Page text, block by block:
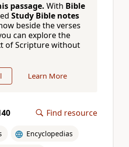
passage. With Bible
Study Bible notes
beside the verses
can explore the
of Scripture without
Learn More
Find resource
Encyclopedias